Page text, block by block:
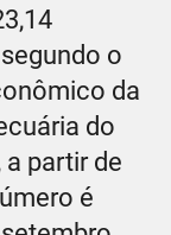
o
da
do
a partir de
é